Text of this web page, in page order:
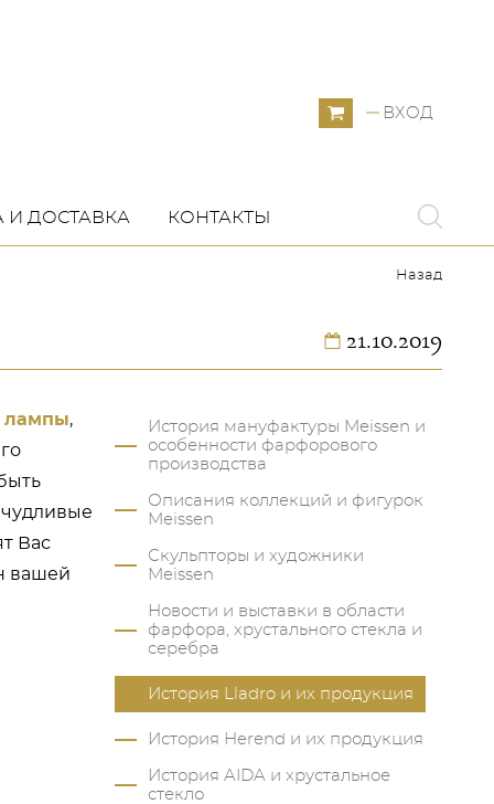
ВХОД
И ДОСТАВКА КОНТАКТЫ
Назад
21.10.2019
лампы,
Вас
вашей
История мануфактуры Meissen и
особенности фарфорового
производства
Описания коллекций и фигурок
Meissen
Скульпторы и художники
Meissen
Новости и выставки в области
фарфора, хрустального стекла и
серебра
История Lladro и их продукция
История Herend и их продукция
История AIDA и хрустальное
стекло